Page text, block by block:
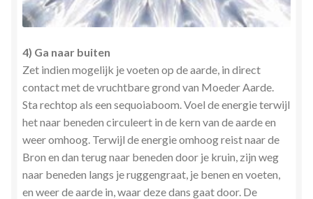
4) Ga naar buiten
Zet indien mogelijk je voeten op de aarde, in direct
contact met de vruchtbare grond van Moeder Aarde.
Sta rechtop als een sequoiaboom. Voel de energie terwijl
het naar beneden circuleert in de kern van de aarde en
weer omhoog. Terwijl de energie omhoog reist naar de
Bron en dan terug naar beneden door je kruin, zijn weg
naar beneden langs je ruggengraat, je benen en voeten,
en weer de aarde in, waar deze dans gaat door. De